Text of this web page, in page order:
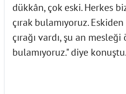
dükkân, çok eski. Herkes
çırak bulamıyoruz.
çırağı vardı, şu an
bulamıyoruz." diye